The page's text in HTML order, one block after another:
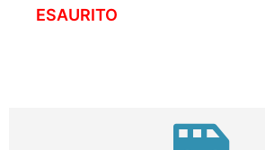
ESAURITO